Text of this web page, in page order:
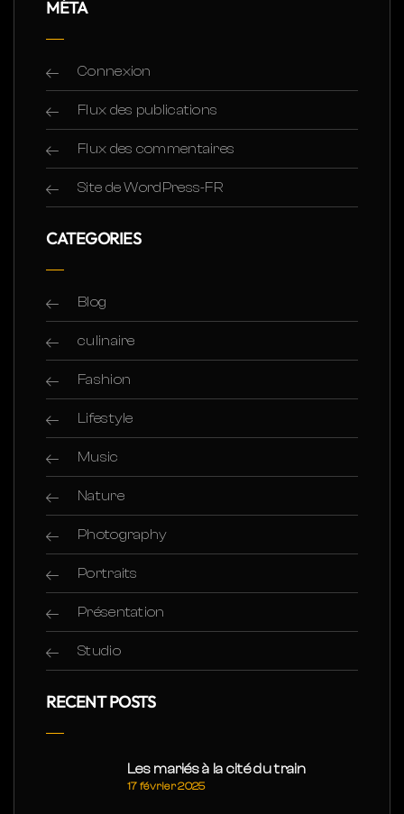
MÉTA
Connexion
Flux des publications
Flux des commentaires
Site de WordPress-FR
CATEGORIES
Blog
culinaire
Fashion
Lifestyle
Music
Nature
Photography
Portraits
Présentation
Studio
RECENT POSTS
Les mariés à la cité du train
17 février 2025